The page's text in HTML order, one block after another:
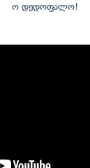
ო დედოფალო!